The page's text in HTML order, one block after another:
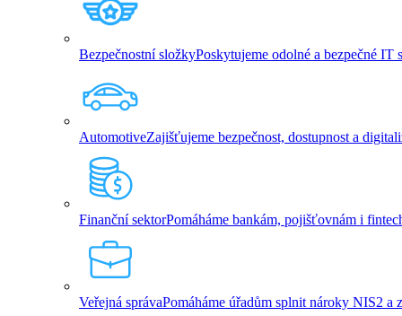
Bezpečnostní složkyPoskytujeme odolné a bezpečné
AutomotiveZajišťujeme bezpečnost, dostupnost a
Finanční sektorPomáháme bankám, pojišťovnám i
Veřejná správaPomáháme úřadům splnit nároky NIS2 a